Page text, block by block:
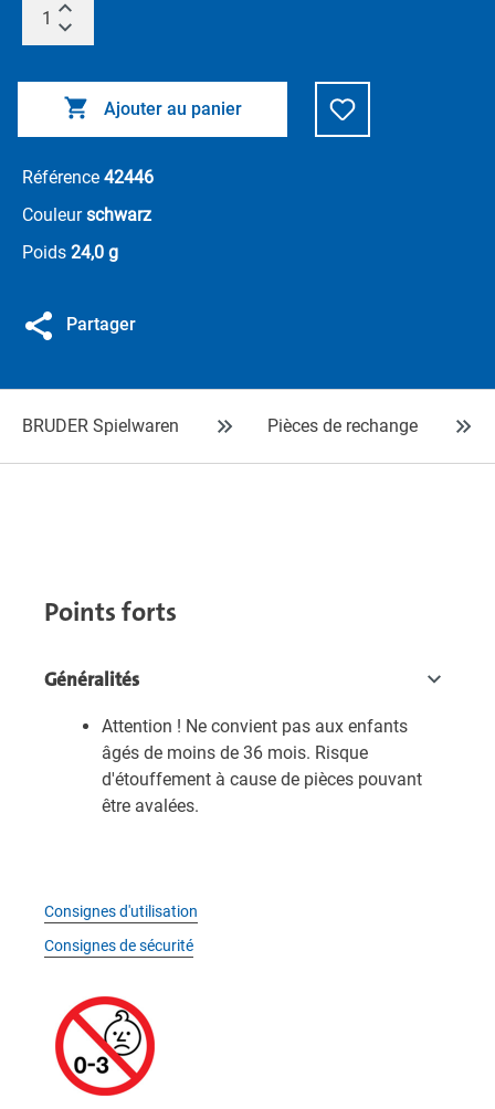
Ajouter au panier
Référence 42446
Couleurschwarz
Poids 24,0 g
Partager
BRUDER Spielwaren Pièces de rechange
Points forts
Généralités
Attention ! Ne convient pas aux enfants
âgés de moins de 36 mois. Risque
d'étouffement à cause de pièces pouvant
être avalées.
Consignes d'utilisation
Consignes de sécurité